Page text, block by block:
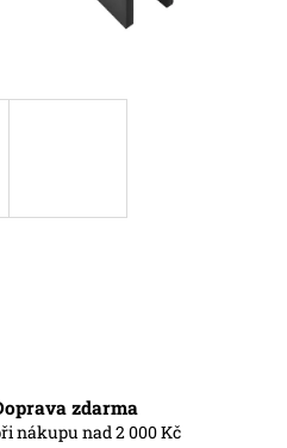
zdarma
nákupu nad 2 000 Kč